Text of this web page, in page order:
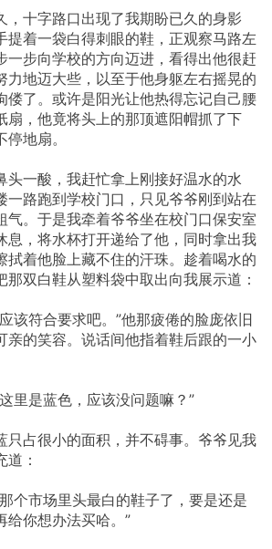
，十字路口出现了我期盼已久的身影
着一袋白得刺眼的鞋，正观察马路左
一步向学校的方向迈进，看得出他很赶
力地迈大些，以至于他身躯左右摇晃的
偻了。或许是阳光让他热得忘记自己腰
扇，他竟将头上的那顶遮阳帽抓了下
地扇。
头一酸，我赶忙拿上刚接好温水的水
一路跑到学校门口，只见爷爷刚到站在
气。于是我牵着爷爷坐在校门口保安室
息，将水杯打开递给了他，同时拿出我
拭着他脸上藏不住的汗珠。趁着喝水的
那双白鞋从塑料袋中取出向我展示道：
该符合要求吧。”他那疲倦的脸庞依旧
亲的笑容。说话间他指着鞋后跟的一小
里是蓝色，应该没问题嘛？”
只占很小的面积，并不碍事。爷爷见我
：
个市场里头最白的鞋子了，要是还是
给你想办法买哈。”